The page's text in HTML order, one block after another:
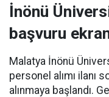
İnönü
başvuru
Malatya İnönü
personel alımı ilanı
alınmaya başlandı.